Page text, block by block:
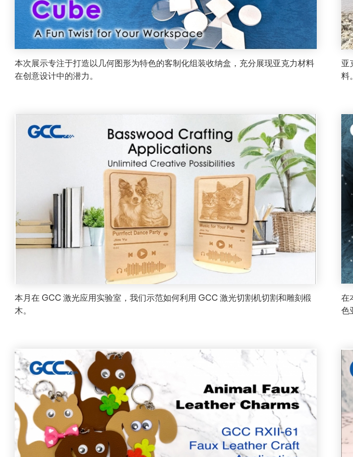
本次展示专注于打造以几何图形为特色的客制化组装收纳盒，充分展现亚克力材料
在创意设计中的潜力。
亚
料
本月在 GCC 激光应用实验室，我们示范如何利用 GCC 激光切割机切割和雕刻椴
木。
在
色